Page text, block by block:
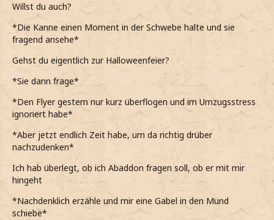
Willst du auch?
*Die Kanne einen Moment in der Schwebe halte und sie
fragend ansehe*
Gehst du eigentlich zur Halloweenfeier?
*Sie dann frage*
*Den Flyer gestern nur kurz überflogen und im Umzugsstress
ignoriert habe*
*Aber jetzt endlich Zeit habe, um da richtig drüber
nachzudenken*
Ich hab überlegt, ob ich Abaddon fragen soll, ob er mit mir
hingeht
*Nachdenklich erzähle und mir eine Gabel in den Mund
schiebe*